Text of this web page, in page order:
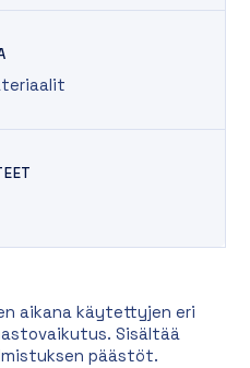
aikana käytettyjen eri
Sisältää
päästöt.